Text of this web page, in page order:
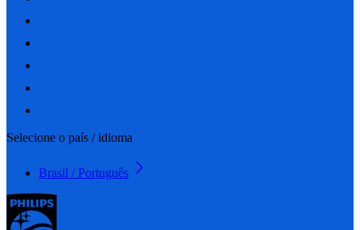
Selecione o país / idioma
Brasil / Português